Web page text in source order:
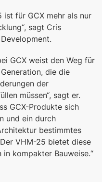
ist für GCX mehr als nur
sagt Cris
GCX weist den Weg für
die die
der
müssen“, sagt er.
GCX-Produkte sich
und ein durch
bestimmtes
VHM-25 bietet diese
kompakter Bauweise.“